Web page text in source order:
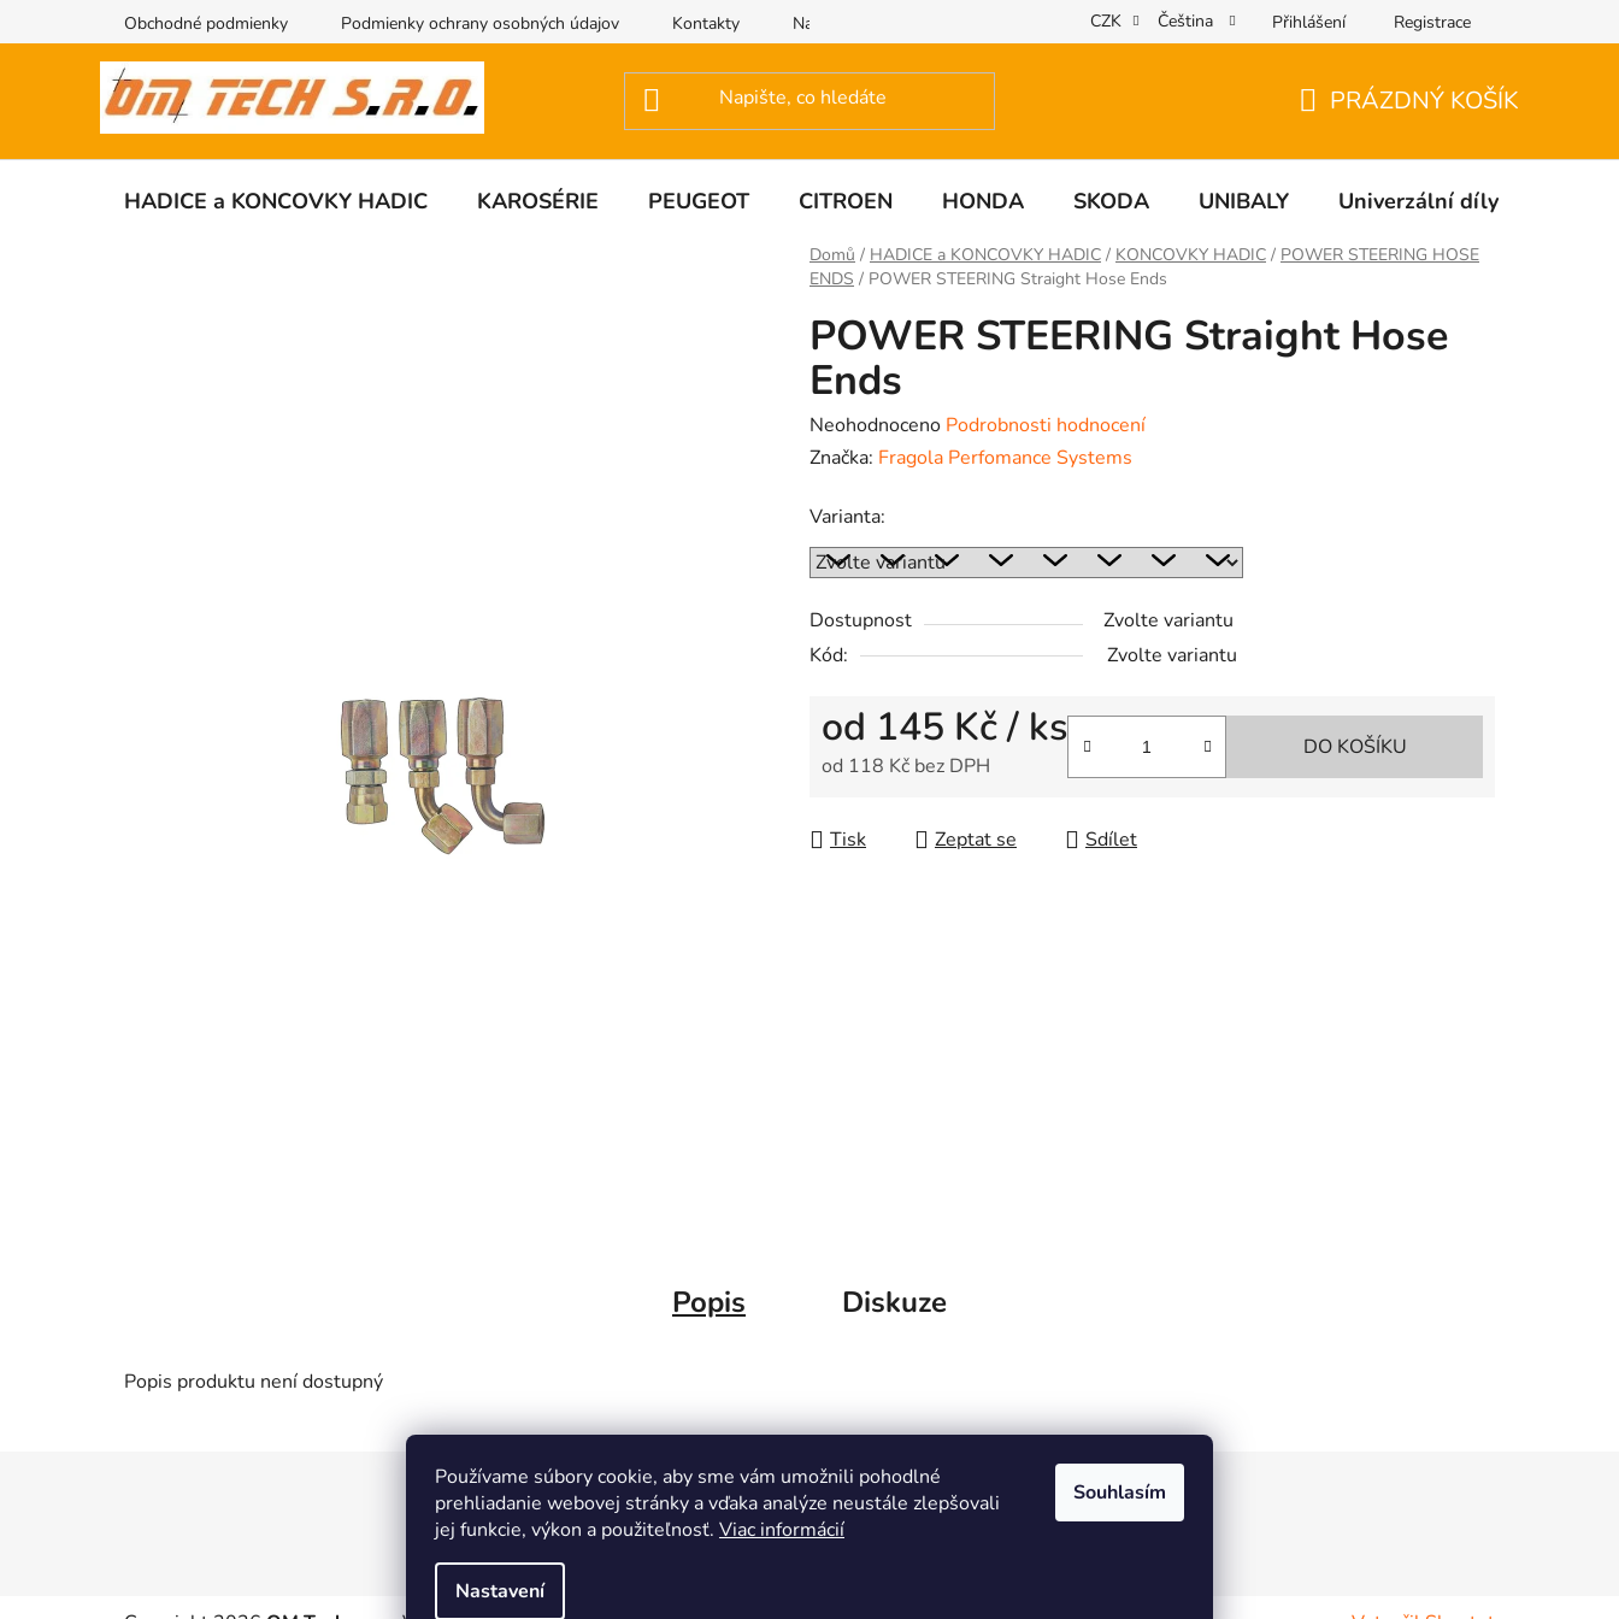
Používame súbory cookie, aby sme vám umožnili pohodlné
prehliadanie webovej stránky a vďaka analýze neustále zlepšovali
jej funkcie, výkon a použiteľnosť. Viac informácií
Nastavení
Souhlasím
na
Obchodné podmienky Podmienky ochrany osobných údajov Kontakty Napište nám CZK Čeština Přihlášení Registrace
KOŠÍK
PRÁZDNÝ KOŠÍK
HADICE a KONCOVKY HADIC KAROSÉRIE PEUGEOT CITROEN HONDA SKODA UNIBALY Univerzální díly
Domů / HADICE a KONCOVKY HADIC / KONCOVKY HADIC / POWER STEERING HOSE
ENDS / POWER STEERING Straight Hose Ends
POWER STEERING Straight Hose
Ends
Průměrné
hodnocení
je
0,0
z
5
hvězdiček.
Neohodnoceno Podrobnosti hodnocení
Značka: Fragola Perfomance Systems
Varianta:
Dostupnost
Zvolte variantu
Kód:
Zvolte variantu
od 145 Kč/ ks
od 118 Kč bez DPH
DO KOŠÍKU
Tisk Zeptat se Sdílet
Popis Diskuze
Popis produktu není dostupný